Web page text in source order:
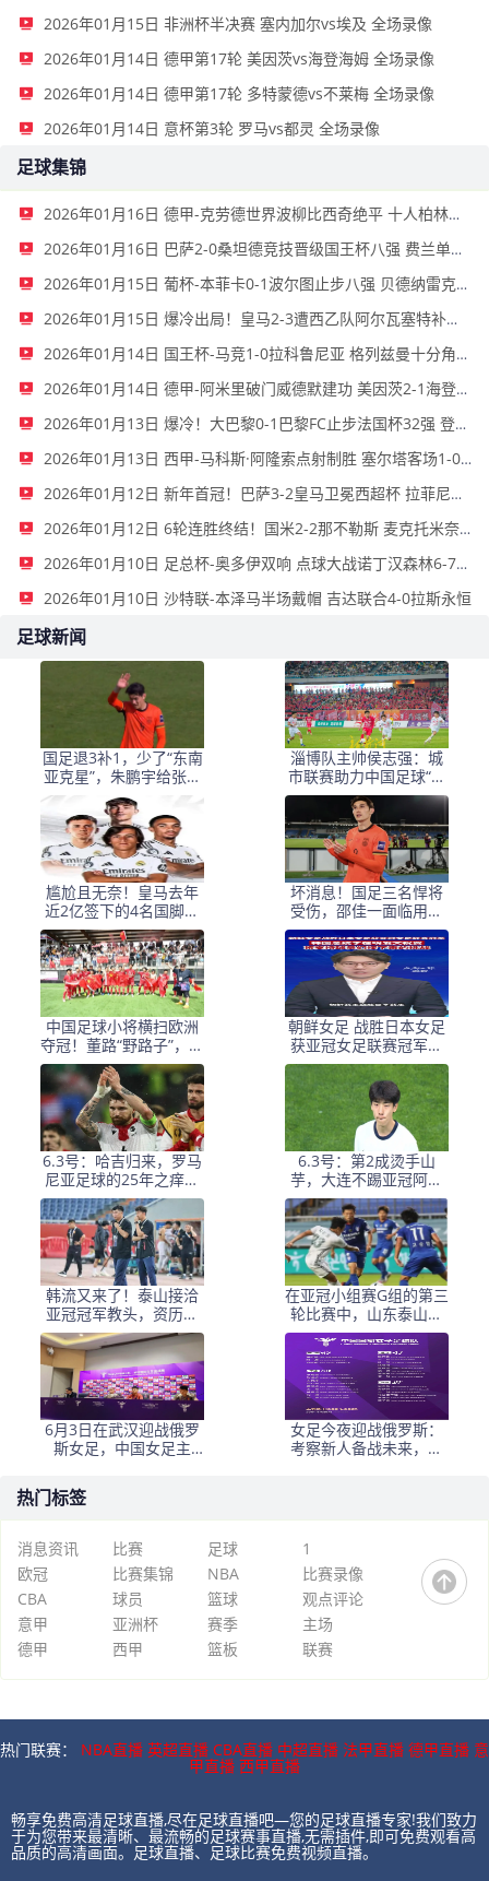
2026年01月15日 非洲杯半决赛 塞内加尔vs埃及 全场录像
2026年01月14日 德甲第17轮 美因茨vs海登海姆 全场录像
2026年01月14日 德甲第17轮 多特蒙德vs不莱梅 全场录像
2026年01月14日 意杯第3轮 罗马vs都灵 全场录像
足球集锦
2026年01月16日 德甲-克劳德世界波柳比西奇绝平 十人柏林联合1-1奥格斯堡
2026年01月16日 巴萨2-0桑坦德竞技晋级国王杯八强 费兰单刀球破门亚马尔建功
2026年01月15日 葡杯-本菲卡0-1波尔图止步八强 贝德纳雷克制胜帕夫利季斯失良机
2026年01月15日 爆冷出局！皇马2-3遭西乙队阿尔瓦塞特补时绝杀 无缘国王杯8强
2026年01月14日 国王杯-马竞1-0拉科鲁尼亚 格列兹曼十分角任意球破门+远射中横梁
2026年01月14日 德甲-阿米里破门威德默建功 美因茨2-1海登海姆
2026年01月13日 爆冷！大巴黎0-1巴黎FC止步法国杯32强 登贝莱失单刀埃梅里中框
2026年01月13日 西甲-马科斯·阿隆索点射制胜 塞尔塔客场1-0塞维利亚
2026年01月12日 新年首冠！巴萨3-2皇马卫冕西超杯 拉菲尼亚双响维尼修斯一条龙
2026年01月12日 6轮连胜终结！国米2-2那不勒斯 麦克托米奈双响恰20点射孔蒂染红
2026年01月10日 足总杯-奥多伊双响 点球大战诺丁汉森林6-7雷克瑟姆
2026年01月10日 沙特联-本泽马半场戴帽 吉达联合4-0拉斯永恒
足球新闻
国足退3补1，少了“东南
亚克星”，朱鹏宇给张玉
宁当替补 防线不稳
淄博队主帅侯志强：城
市联赛助力中国足球“基
础建设”｜专访
尴尬且无奈！皇马去年
近2亿签下的4名国脚新
援，今夏均无缘世界杯
坏消息！国足三名悍将
受伤，邵佳一面临用人
荒，武磊也难出场
中国足球小将横扫欧洲
夺冠！董路“野路子”，撕
开了谁的遮羞布？
朝鲜女足 战胜日本女足
获亚冠女足联赛冠军李
在明 发文祝贺
6.3号：哈吉归来，罗马
尼亚足球的25年之痒能
解么？
6.3号：第2成烫手山
芋，大连不踢亚冠阿奇
+马莱莱没必要换练好新
星更重要
韩流又来了！泰山接洽
亚冠冠军教头，资历与
名气全面压过徐正源
在亚冠小组赛G组的第三
轮比赛中，山东泰山客
场挑战韩国球队仁
6月3日在武汉迎战俄罗
斯女足，中国女足主
女足今夜迎战俄罗斯：
考察新人备战未来，古
热门标签
消息资讯 比赛 足球
1
欧冠
比赛集锦 NBA
比赛录像
CBA
球员 篮球
观点评论
意甲
亚洲杯 赛季
主场
德甲
西甲 篮板 联赛
热门联赛： NBA直播 英超直播 CBA直播 中超直播 法甲直播 德甲直播 意
甲直播 西甲直播
畅享免费高清足球直播,尽在足球直播吧—您的足球直播专家!我们致力
于为您带来最清晰、最流畅的足球赛事直播,无需插件,即可免费观看高
品质的高清画面。足球直播、足球比赛免费视频直播。